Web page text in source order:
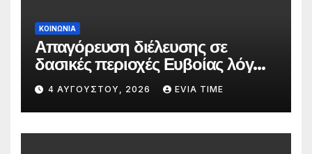
ΚΟΙΝΩΝΙΑ
Απαγόρευση διέλευσης σε
δασικές περιοχές Ευβοίας λόγω
πολύ υψηλού κινδύνου
πυρκαγιάς
4 ΑΥΓΟΎΣΤΟΥ, 2026 EVIA TIME